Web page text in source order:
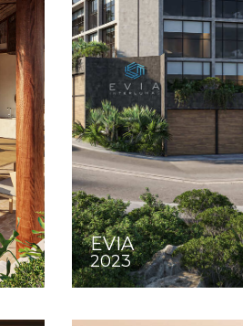
EVIA
2023